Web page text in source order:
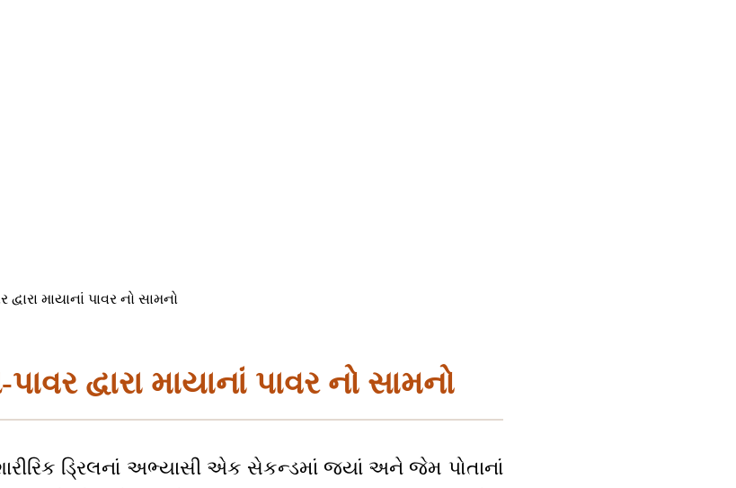
માયાનાં પાવર નો સામનો
દ્વારા માયાનાં પાવર નો સામનો
ડ્રિલનાં અભ્યાસી એક સેકન્ડમાં જ્યાં અને જેમ પોતાનાં